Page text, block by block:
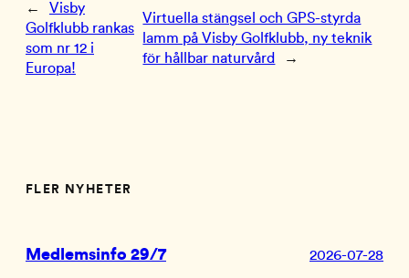
←
Visby
Golfklubb rankas
som nr 12 i
Europa!
Virtuella stängsel och GPS-styrda
lamm på Visby Golfklubb, ny teknik
för hållbar naturvård
→
FLER NYHETER
Medlemsinfo 29/7 2026-07-28